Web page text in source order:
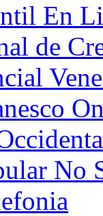
En
de
No